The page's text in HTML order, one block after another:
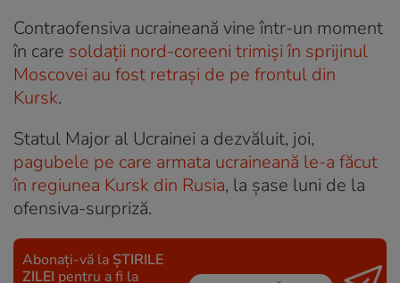
Contraofensiva ucraineană vine într-un moment
în care soldații nord-coreeni trimiși în sprijinul
Moscovei au fost retrași de pe frontul din
Kursk.
Statul Major al Ucrainei a dezvăluit, joi,
pagubele pe care armata ucraineană le-a făcut
în regiunea Kursk din Rusia, la șase luni de la
ofensiva-surpriză.
Abonați-vă la ȘTIRILE
ZILEI pentru a fi la